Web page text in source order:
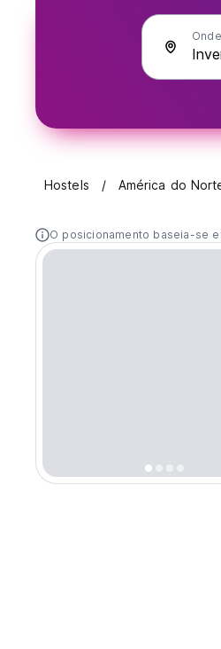
Hostels América do
O posicionamento baseia-se